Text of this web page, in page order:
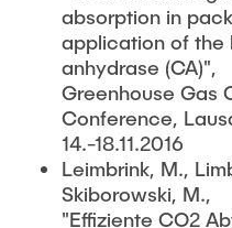
absorption in
application of
anhydrase (CA)",
Greenhouse Gas
Conference,
14.-18.11.2016
Leimbrink, M.,
Skiborowski, M.,
"Effiziente CO2